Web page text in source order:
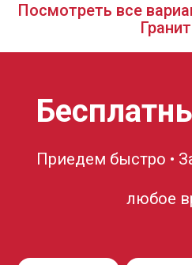
Посмотреть все
Приедем быстро •
любое